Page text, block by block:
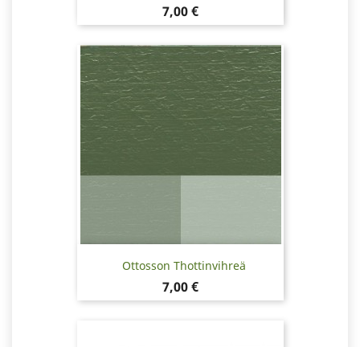
Hinta
7,00 €
Ottosson Thottinvihreä
Hinta
7,00 €